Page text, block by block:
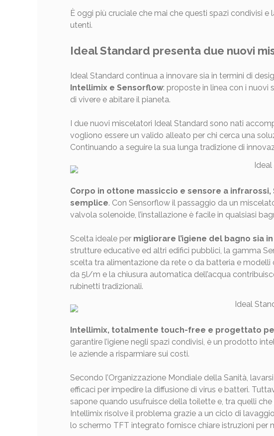
È oggi più cruciale che mai che questi spazi condivisi
utenti.
Ideal Standard presenta due nuovi
Ideal Standard continua a innovare sia in termini di
Intellimix e Sensorflow: proposte in linea con i nuovi
di vivere e abitare il pianeta.
I due nuovi miscelatori Ideal Standard sono nati
vogliono essere un valido alleato per chi cerca una
Continuando a seguire la sua lunga tradizione di
Corpo in ottone massiccio e sensore a
semplice. Con Sensorflow il passaggio da un
valvola solenoide, l’installazione è facile in qualsiasi
Scelta ideale per migliorare l’igiene del bagno sia
strutture educative ed altri edifici pubblici, la gamma
scelta tra alimentazione da rete o da batteria e modelli
da 5l/m e la chiusura automatica dell’acqua
rubinetti tradizionali.
Intellimix, totalmente touch-free e progettato
garantire l’igiene negli spazi condivisi, è un prodotto
le aziende a risparmiare sui costi.
Secondo l’Organizzazione Mondiale della Sanità,
efficaci per impedire la diffusione di virus e batteri.
sapone quando usufruisce della toilette e, tra quelli
Intellimix risolve il problema grazie a un ciclo di
lo schermo TFT integrato fornisce chiare istruzioni per